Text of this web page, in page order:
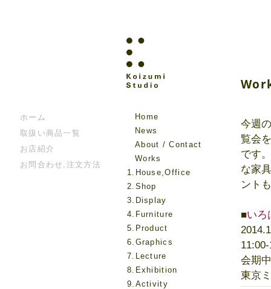
Home
News
About / Contact
Works
1.House,Office
2.Shop
3.Display
4.Furniture
5.Product
6.Graphics
7.Lecture
8.Exhibition
9.Activity
ホーム
取扱い商品一覧
お店紹介
お問合わせ,注文方法
今週
覧会
です
な家
ント
■いろ
会期
東京